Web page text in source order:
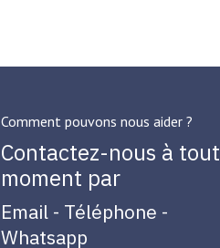
Comment pouvons nous aider ?
Contactez-nous à tout
moment par
Email - Téléphone -
Whatsapp